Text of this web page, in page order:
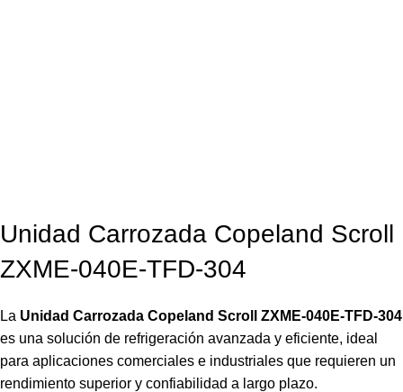
Unidad Carrozada Copeland Scroll
ZXME-040E-TFD-304
La Unidad Carrozada Copeland Scroll ZXME-040E-TFD-304
es una solución de refrigeración avanzada y eficiente, ideal
para aplicaciones comerciales e industriales que requieren un
rendimiento superior y confiabilidad a largo plazo.